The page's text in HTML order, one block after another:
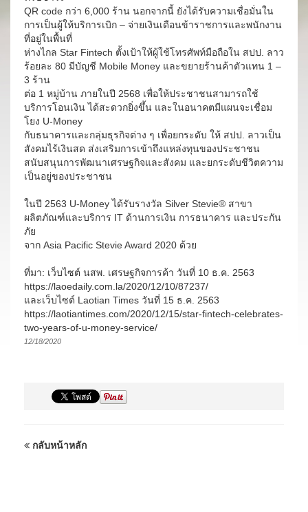
QR code กว่า 6,000 ร้าน นอกจากนี้ ยังได้รับความเชื่อมั่นใน
การเป็นผู้ให้บริการเบิก – จ่ายเงินเดือนข้าราชการและพนักงาน
ที่อยู่ในพื้นที่
ห่างไกล Star Fintech ตั้งเป้าให้ผู้ใช้โทรศัพท์มือถือใน สปป. ลาว
ร้อยละ 80 มีบัญชี Mobile Money และขยายร้านค้าตัวแทน 1 –
3 ร้าน
ต่อ 1 หมู่บ้าน ภายในปี 2568 เพื่อให้ประชาชนสามารถใช้
บริการโอนเงิน ได้สะดวกยิ่งขึ้น และในอนาคตมีแผนจะเชื่อม
โยง U-Money
กับธนาคารและกลุ่มธุรกิจต่าง ๆ เพื่อยกระดับ ให้ สปป. ลาวเป็น
สังคมไร้เงินสด ส่งเสริมการเข้าถึงแหล่งทุนของประชาชน
สนับสนุนการพัฒนาเศรษฐกิจและสังคม และยกระดับชีวิตความ
เป็นอยู่ของประชาชน
ในปี 2563 U-Money ได้รับรางวัล Silver Stevie® สาขา
ผลิตภัณฑ์และบริการ IT ด้านการเงิน การธนาคาร และประกัน
ภัย
จาก Asia Pacific Stevie Award 2020 ด้วย
ที่มา: เว็บไซต์ นสพ. เศรษฐกิจการค้า วันที่ 10 ธ.ค. 2563
https://laoedaily.com.la/2020/12/10/87237/
และเว็บไซต์ Laotian Times วันที่ 15 ธ.ค. 2563
https://laotiantimes.com/2020/12/15/star-fintech-celebrates-
two-years-of-u-money-service/
12/18/2020
กลับหน้าหลัก